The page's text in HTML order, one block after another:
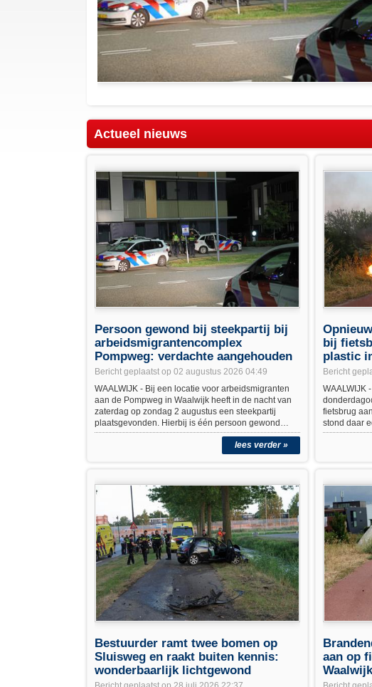
Actueel nieuws
Persoon gewond bij steekpartij bij
arbeidsmigrantencomplex
Pompweg: verdachte aangehouden
Bericht geplaatst op 02 augustus 2026 04:49
WAALWIJK - Bij een locatie voor arbeidsmigranten
aan de Pompweg in Waalwijk heeft in de nacht van
zaterdag op zondag 2 augustus een steekpartij
plaatsgevonden. Hierbij is één persoon gewond…
lees verder »
bij
plastic
Bericht
WAALWIJK
fietsbrug
stond daar
Bestuurder ramt twee bomen op
Sluisweg en raakt buiten kennis:
wonderbaarlijk lichtgewond
aan op
Waalwijk